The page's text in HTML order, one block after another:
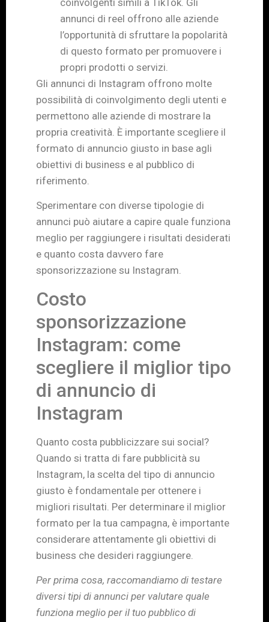
annunci di reel offrono alle aziende
l’opportunità di sfruttare la popolarità
di questo formato per promuovere i
propri prodotti o servizi.
Gli annunci di Instagram offrono molte
possibilità di coinvolgimento degli utenti e
permettono alle aziende di mostrare la
propria creatività. È importante scegliere il
formato di annuncio giusto in base agli
obiettivi di business e al pubblico di
riferimento.
Sperimentare con diverse tipologie di
annunci può aiutare a capire quale funziona
meglio per raggiungere i risultati desiderati
e quanto costa davvero fare
sponsorizzazione su Instagram.
Costo
sponsorizzazione
Instagram: come
scegliere il miglior tipo
di annuncio di
Instagram
Quanto costa pubblicizzare sui social?
Quando si tratta di fare pubblicità su
Instagram, la scelta del tipo di annuncio
giusto è fondamentale per ottenere i
migliori risultati. Per determinare il miglior
formato per la tua campagna, è importante
considerare attentamente gli obiettivi di
business che desideri raggiungere.
Per prima cosa, raccomandiamo di testare
diversi tipi di annunci per valutare quale
funziona meglio per il tuo pubblico di